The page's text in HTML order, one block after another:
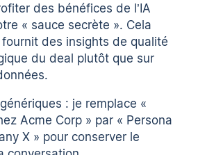
des bénéfices de l’IA
« sauce secrète ». Cela
fournit des insights de qualité
du deal plutôt que sur
: je remplace «
Acme Corp » par « Persona
X » pour conserver le